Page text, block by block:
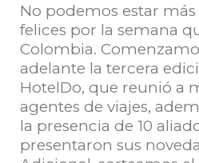
No podemos estar
felices por la semana
Colombia.
adelante la tercera
HotelDo, que reunió a
agentes de viajes,
la presencia de 10
presentaron sus